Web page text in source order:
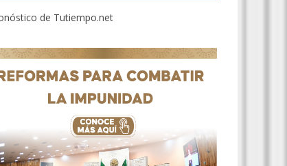
de Tutiempo.net